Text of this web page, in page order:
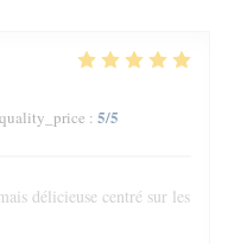
quality_price : 5/5
délicieuse centré sur les